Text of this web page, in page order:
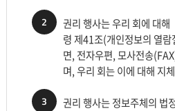
2
권리 행사는 우리 회에 대
령 제41조(개인정보의 열
면, 전자우편, 모사전송
며, 우리 회는 이에 대해 지
3
권리 행사는 정보주체의 법